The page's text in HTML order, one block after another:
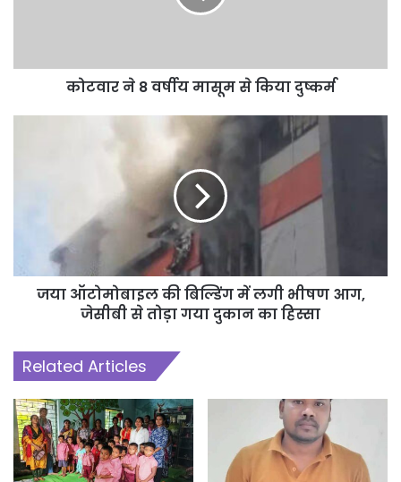
कोटवार ने 8 वर्षीय मासूम से किया दुष्कर्म
जया ऑटोमोबाइल की बिल्डिंग में लगी भीषण आग,
जेसीबी से तोड़ा गया दुकान का हिस्सा
Related Articles